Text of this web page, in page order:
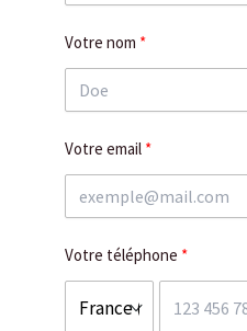
Votre nom
Votre email
Votre téléphone